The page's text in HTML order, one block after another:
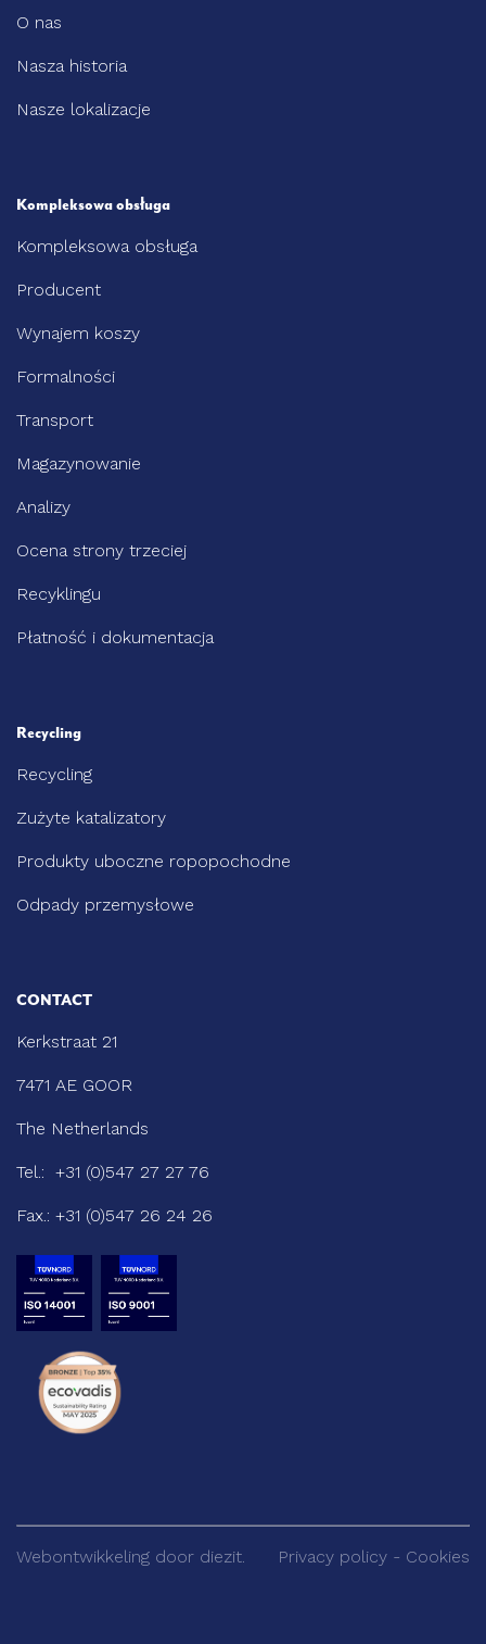
O nas
Nasza historia
Nasze lokalizacje
Kompleksowa obsługa
Kompleksowa obsługa
Producent
Wynajem koszy
Formalności
Transport
Magazynowanie
Analizy
Ocena strony trzeciej
Recyklingu
Płatność i dokumentacja
Recycling
Recycling
Zużyte katalizatory
Produkty uboczne ropopochodne
Odpady przemysłowe
CONTACT
Kerkstraat 21
7471 AE GOOR
The Netherlands
Tel.: +31 (0)547 27 27 76
Fax.: +31 (0)547 26 24 26
Webontwikkeling door diezit. Privacy policy - Cookies